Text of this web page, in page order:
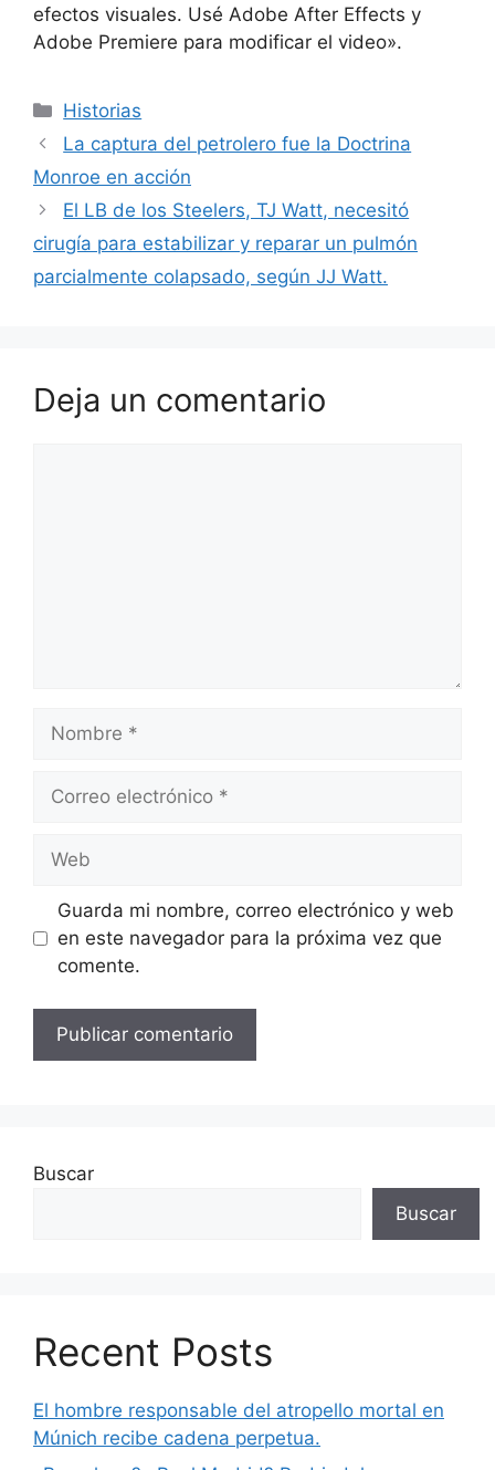
efectos visuales. Usé Adobe After Effects y
Adobe Premiere para modificar el video».
Categorías
Historias
La captura del petrolero fue la Doctrina
Monroe en acción
El LB de los Steelers, TJ Watt, necesitó
cirugía para estabilizar y reparar un pulmón
parcialmente colapsado, según JJ Watt.
Deja un comentario
Nombre
Correo
Web
Guarda mi nombre, correo electrónico y web
en este navegador para la próxima vez que
comente.
Buscar
Buscar
Recent Posts
El hombre responsable del atropello mortal en
Múnich recibe cadena perpetua.